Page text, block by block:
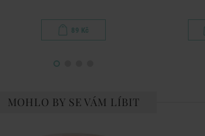
89 Kč
MOHLO BY SE VÁM LÍBIT